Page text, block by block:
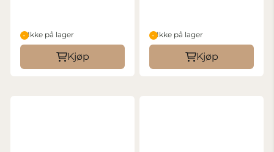
Ikke på lager
Kjøp
Ikke på lager
Kjøp